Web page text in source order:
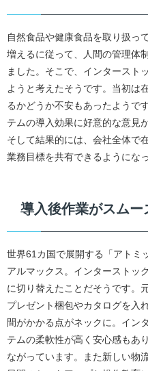
自然食品や健康食品を取り扱っ
増えるに従って、人間の管理体
ました。そこで、インタースト
ようと考えたそうです。当初は
るかどうか不安もあったようで
テムの導入効果に好意的な意見
そして結果的には、会社全体で
業務目標を共有できるようにな
導入後作業がスムー
世界61カ国で展開する「アトミ
アルマックス。インターストッ
に切り替えたことだそうです。
プレゼント梱包やカタログを入
間がかかる点がネックに。イン
テムの柔軟性が高く安心感もあ
ながっています。また新しい物